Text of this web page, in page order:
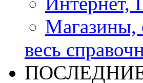
Магазины,
весь